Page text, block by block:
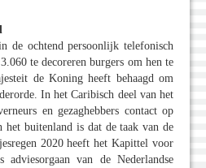
de ochtend persoonlijk telefonisch
te decoreren burgers om hen te
de Koning heeft behaagd om
In het Caribisch deel van het
en gezaghebbers contact op
het buitenland is dat de taak van de
2020 heeft het Kapittel voor
van de Nederlandse